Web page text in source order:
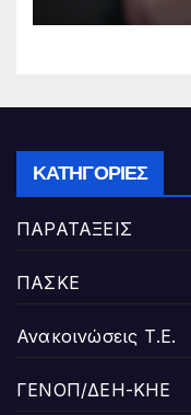
ΚΑΤΗΓΟΡΊΕΣ
ΠΑΡΑΤΑΞΕΙΣ
ΠΑΣΚΕ
Ανακοινώσεις Τ.Ε.
ΓΕΝΟΠ/ΔΕΗ-ΚΗΕ